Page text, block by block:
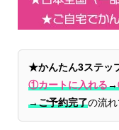
★かんたん3ステッ
①カートに入れる→
→ご予約完了の流れ